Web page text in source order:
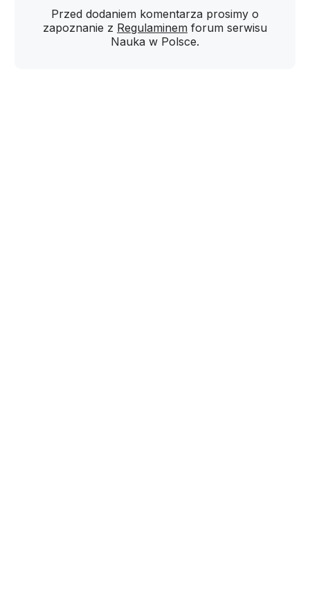
Przed dodaniem komentarza prosimy o
zapoznanie z Regulaminem forum serwisu
Nauka w Polsce.